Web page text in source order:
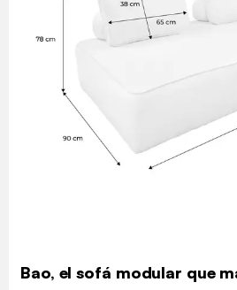
Bao, el sofá modular que